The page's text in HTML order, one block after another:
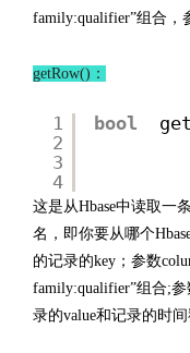
family:qualifier”组合，
getRow()：
1
2
3
4
bool
这是从Hbase中读取一
名，即你要从哪个
的记录的key；参数
family:qualifier”组合;
录的value和记录的时间